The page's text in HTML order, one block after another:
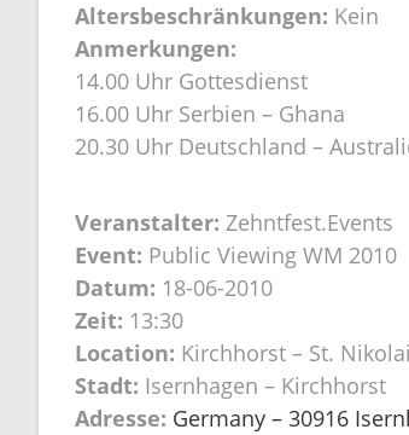
Altersbeschränkungen: Kein
Anmerkungen:
14.00 Uhr Gottesdienst
16.00 Uhr Serbien – Ghana
20.30 Uhr Deutschland –
Veranstalter: Zehntfest.Events
Event: Public Viewing WM 2010
Datum: 18-06-2010
Zeit: 13:30
Location: Kirchhorst – St.
Stadt: Isernhagen – Kirchhorst
Adresse: Germany – 30916